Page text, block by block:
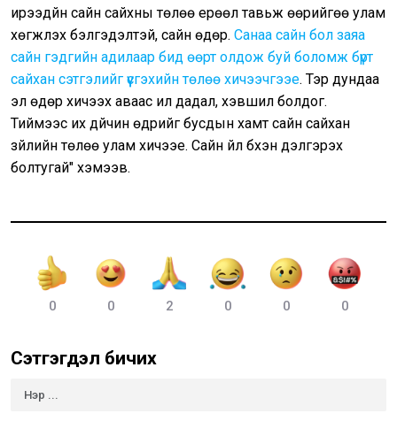
ирээдүйн сайн сайхны төлөө ерөөл тавьж өөрийгөө улам
хөгжүүлэх бэлгэдэлтэй, сайн өдөр. Санаа сайн бол заяа
сайн гэдгийн адилаар бид өөрт олдож буй боломж бүрт
сайхан сэтгэлийг үүсгэхийн төлөө хичээчгээе. Тэр дундаа
эл өдөр хичээх аваас илүү дадал, хэвшил болдог.
Тиймээс их дүйчин өдрийг бусдын хамт сайн сайхан
зүйлийн төлөө улам хичээе. Сайн үйл бүхэн дэлгэрэх
болтугай" хэмээв.
0 0 2 0 0 0
Сэтгэгдэл бичих